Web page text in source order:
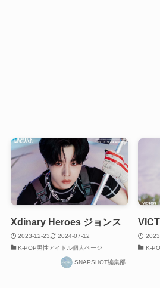
Xdinary Heroes ジョンス
2023-12-23
2024-07-12
K-POP男性アイドル個人ページ
SNAPSHOT編集部
K-